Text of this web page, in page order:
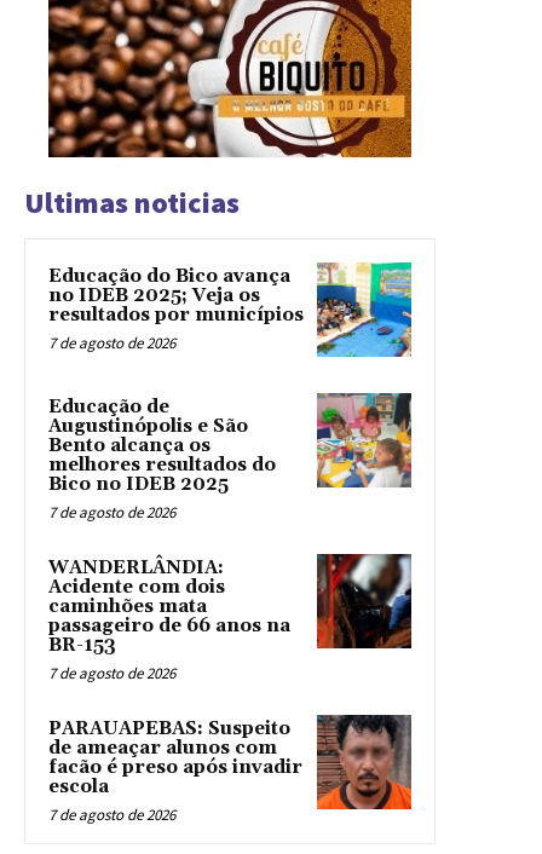
Ultimas noticias
Educação do Bico avança
no IDEB 2025; Veja os
resultados por municípios
7 de agosto de 2026
Educação de
Augustinópolis e São
Bento alcança os
melhores resultados do
Bico no IDEB 2025
7 de agosto de 2026
WANDERLÂNDIA:
Acidente com dois
caminhões mata
passageiro de 66 anos na
BR-153
7 de agosto de 2026
PARAUAPEBAS: Suspeito
de ameaçar alunos com
facão é preso após invadir
escola
7 de agosto de 2026